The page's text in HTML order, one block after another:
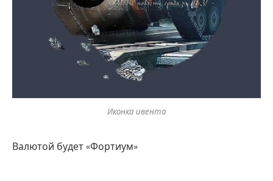
Иконка ивента
Валютой будет «Фортиум»